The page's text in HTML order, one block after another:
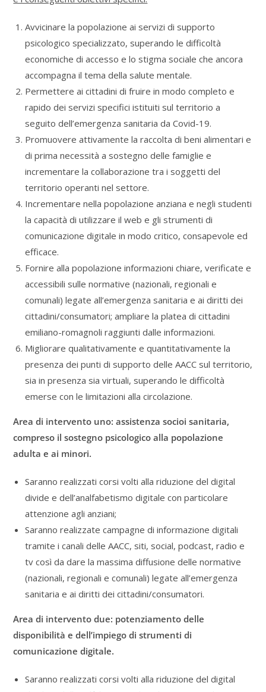
Avvicinare la popolazione ai servizi di supporto
psicologico specializzato, superando le difficoltà
economiche di accesso e lo stigma sociale che ancora
accompagna il tema della salute mentale.
Permettere ai cittadini di fruire in modo completo e
rapido dei servizi specifici istituiti sul territorio a
seguito dell’emergenza sanitaria da Covid-19.
Promuovere attivamente la raccolta di beni alimentari e
di prima necessità a sostegno delle famiglie e
incrementare la collaborazione tra i soggetti del
territorio operanti nel settore.
Incrementare nella popolazione anziana e negli studenti
la capacità di utilizzare il web e gli strumenti di
comunicazione digitale in modo critico, consapevole ed
efficace.
Fornire alla popolazione informazioni chiare, verificate e
accessibili sulle normative (nazionali, regionali e
comunali) legate all’emergenza sanitaria e ai diritti dei
cittadini/consumatori; ampliare la platea di cittadini
emiliano-romagnoli raggiunti dalle informazioni.
Migliorare qualitativamente e quantitativamente la
presenza dei punti di supporto delle AACC sul territorio,
sia in presenza sia virtuali, superando le difficoltà
emerse con le limitazioni alla circolazione.
Area di intervento uno: assistenza socioi sanitaria,
compreso il sostegno psicologico alla popolazione
adulta e ai minori.
Saranno realizzati corsi volti alla riduzione del digital
divide e dell’analfabetismo digitale con particolare
attenzione agli anziani;
Saranno realizzate campagne di informazione digitali
tramite i canali delle AACC, siti, social, podcast, radio e
tv così da dare la massima diffusione delle normative
(nazionali, regionali e comunali) legate all’emergenza
sanitaria e ai diritti dei cittadini/consumatori.
Area di intervento due: potenziamento delle
disponibilità e dell’impiego di strumenti di
comunicazione digitale.
Saranno realizzati corsi volti alla riduzione del digital